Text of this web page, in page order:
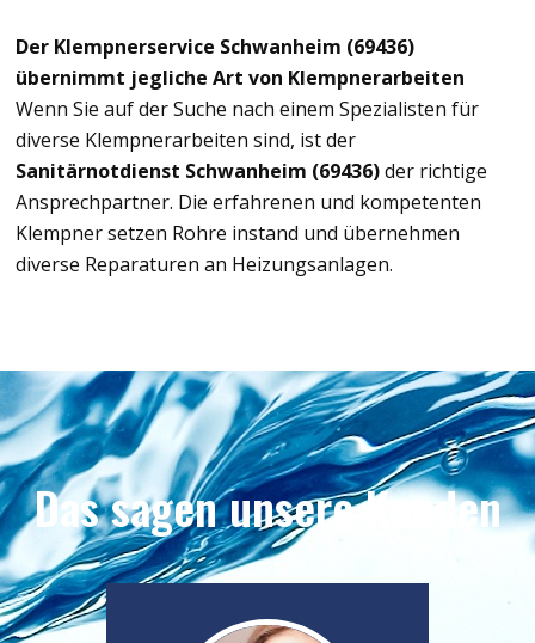
Der Klempnerservice Schwanheim (69436)
übernimmt jegliche Art von Klempnerarbeiten
Wenn Sie auf der Suche nach einem Spezialisten für
diverse Klempnerarbeiten sind, ist der
Sanitärnotdienst Schwanheim (69436)der richtige
Ansprechpartner. Die erfahrenen und kompetenten
Klempner setzen Rohre instand und übernehmen
diverse Reparaturen an Heizungsanlagen.
Das sagen unsere Kunden